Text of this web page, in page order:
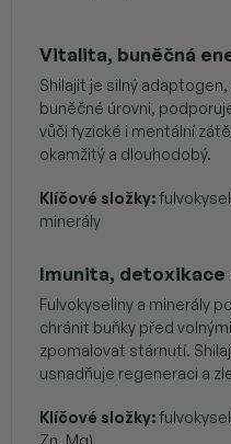
Vitalita, buněčná
Shilajit je silný
buněčné úrovni,
vůči fyzické i mentální
okamžitý a dlouhodobý.
Klíčové složky:
minerály
Imunita, detoxikace
Fulvokyseliny a minerály
chránit buňky před
zpomalovat stárnutí.
usnadňuje regeneraci a
Klíčové složky: